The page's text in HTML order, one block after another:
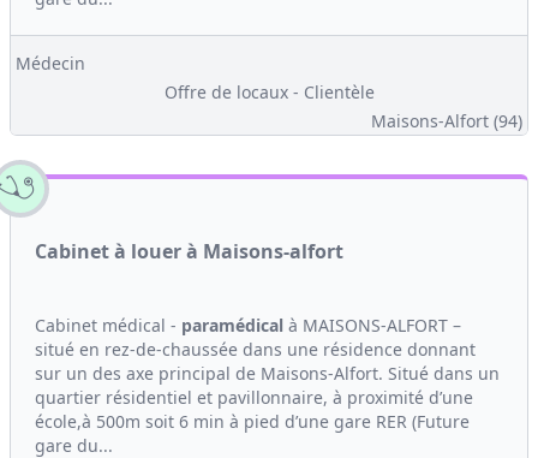
Médecin
Offre de locaux - Clientèle
Maisons-Alfort (94)
Cabinet à louer à Maisons-alfort
Cabinet médical - paramédical à MAISONS-ALFORT –
situé en rez-de-chaussée dans une résidence donnant
sur un des axe principal de Maisons-Alfort. Situé dans un
quartier résidentiel et pavillonnaire, à proximité d’une
école,à 500m soit 6 min à pied d’une gare RER (Future
gare du...